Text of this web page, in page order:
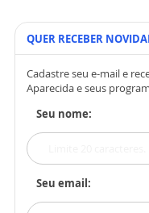
QUER RECEBER
Cadastre seu e-mail e
Aparecida e seus
Seu nome:
Seu email: